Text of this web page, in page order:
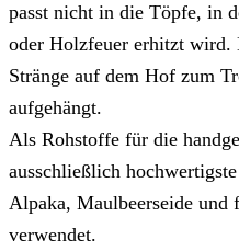
passt nicht in die Töpfe, in
oder Holzfeuer erhitzt wird.
Stränge auf dem Hof zum
aufgehängt.
Als Rohstoffe für die
ausschließlich
Alpaka, Maulbeerseide und
verwendet.